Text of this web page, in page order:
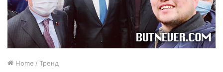
Home / Тренд